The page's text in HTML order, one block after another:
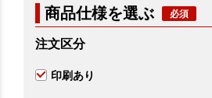
商品仕様を選ぶ
注文区分
印刷あり